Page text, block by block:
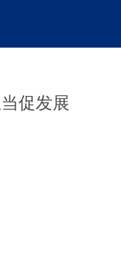
促发展